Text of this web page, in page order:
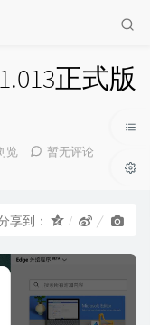
正式版
览
暂无评论
享到：